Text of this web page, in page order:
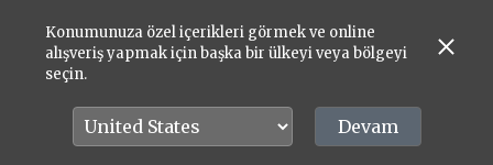
Konumunuza özel içerikleri görmek ve online
alışveriş yapmak için başka bir ülkeyi veya bölgeyi
seçin.
Devam